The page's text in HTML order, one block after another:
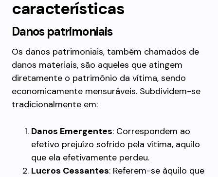
características
Danos patrimoniais
Os danos patrimoniais, também chamados de
danos materiais, são aqueles que atingem
diretamente o patrimônio da vítima, sendo
economicamente mensuráveis. Subdividem-se
tradicionalmente em:
Danos Emergentes: Correspondem ao
efetivo prejuízo sofrido pela vítima, aquilo
que ela efetivamente perdeu.
Lucros Cessantes: Referem-se àquilo que